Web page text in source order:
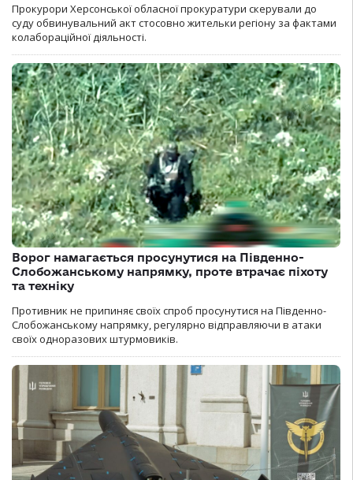
Прокурори Херсонської обласної прокуратури скерували до
суду обвинувальний акт стосовно жительки регіону за фактами
колабораційної діяльності.
Ворог намагається просунутися на Південно-
Слобожанському напрямку, проте втрачає піхоту
та техніку
Противник не припиняє своїх спроб просунутися на Південно-
Слобожанському напрямку, регулярно відправляючи в атаки
своїх одноразових штурмовиків.